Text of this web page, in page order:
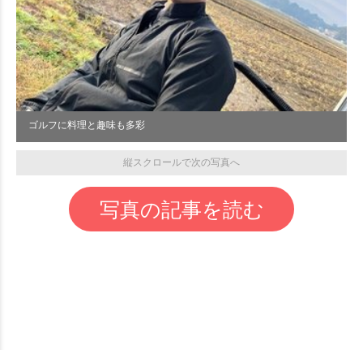
ゴルフに料理と趣味も多彩
縦スクロールで次の写真へ
写真の記事を読む